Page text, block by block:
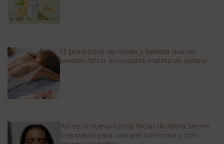
13 productos de moda y belleza que no
pueden faltar en nuestra maleta de verano
Así es la nueva rutina facial de Alma Secret:
tres pasos para una piel luminosa y con